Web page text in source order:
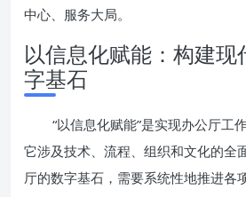
中心、服务大局。
以信息化赋能：构建现
字基石
“以信息化赋能”是实现办公厅工
它涉及技术、流程、组织和文化的全
厅的数字基石，需要系统性地推进各